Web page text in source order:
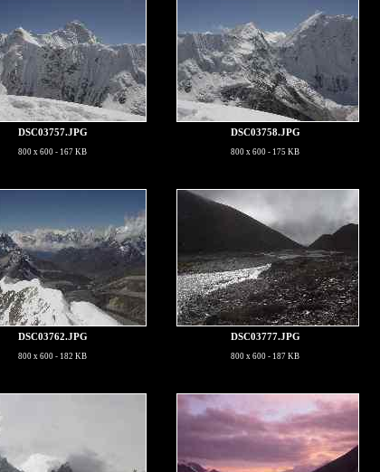
DSC03757.JPG
800 x 600 - 167 KB
DSC03758.JPG
800 x 600 - 175 KB
DSC03762.JPG
800 x 600 - 182 KB
DSC03777.JPG
800 x 600 - 187 KB